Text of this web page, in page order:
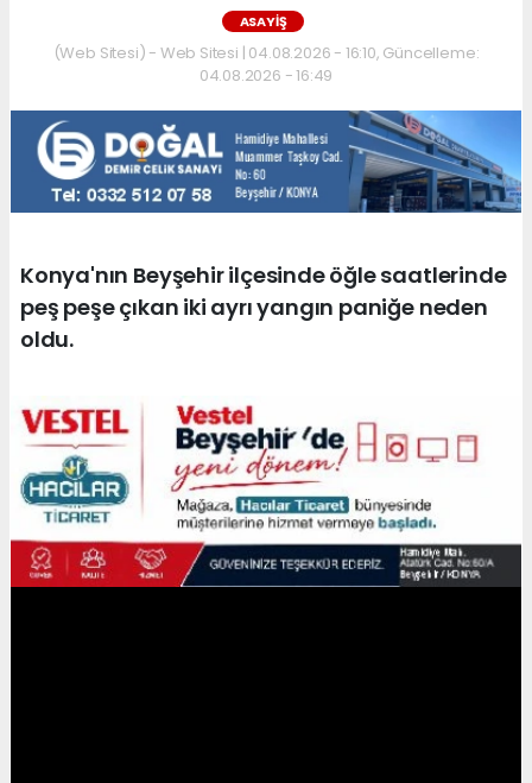
ASAYIŞ
(Web Sitesi) - Web Sitesi | 04.08.2026 - 16:10, Güncelleme:
04.08.2026 - 16:49
Konya'nın Beyşehir ilçesinde öğle saatlerinde
peş peşe çıkan iki ayrı yangın paniğe neden
oldu.